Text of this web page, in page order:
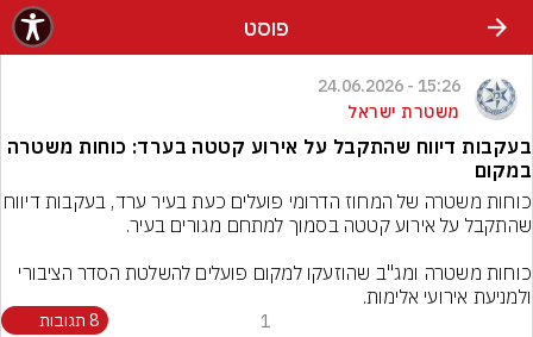
פוסט
15:26 - 24.06.2026
משטרת ישראל
בעקבות דיווח שהתקבל על אירוע קטטה בערד: כוחות משטרה
במקום
ולמניעת אירועי אלימות.
1 8 תגובות